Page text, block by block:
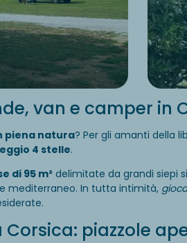
van e camper in
piena natura? Per gli amanti della
4 stelle.
di 95 m²delimitate da grandi siepi
mediterraneo. In tutta intimità,
Corsica: piazzole